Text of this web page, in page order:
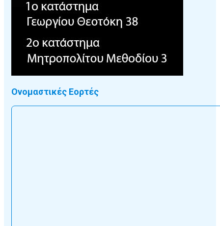
Ονομαστικές Εορτές